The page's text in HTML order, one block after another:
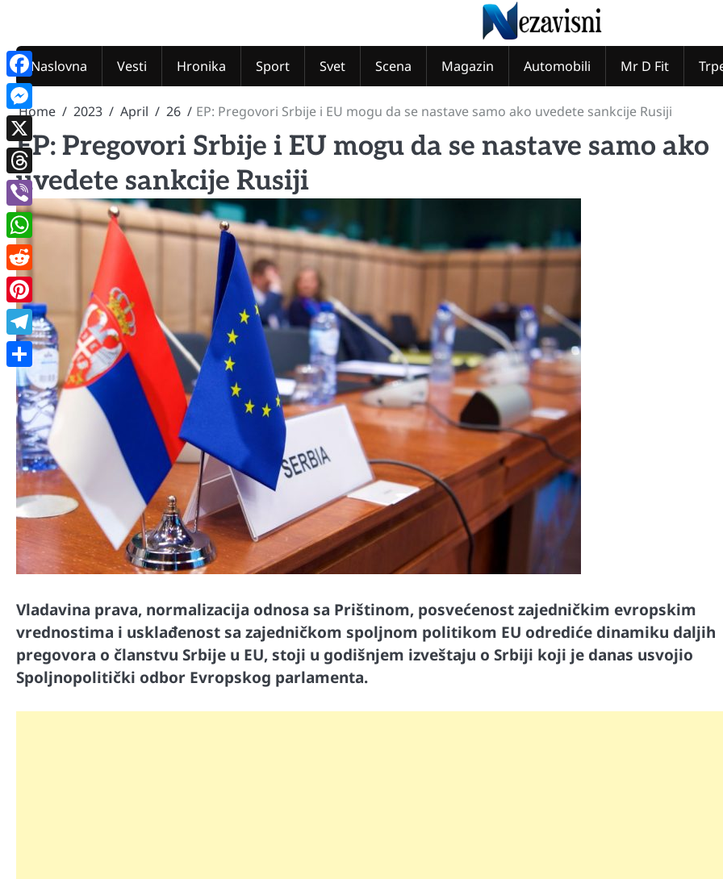
content
Naslovna
Vesti Hronika Sport Svet Scena Magazin Automobili Mr D Fit
Home 2023 April 26 EP: Pregovori Srbije i EU mogu da se nastave samo ako uvedete sankcije Rusiji
EP: Pregovori Srbije i EU mogu da se nastave samo ako
uvedete sankcije Rusiji
Vladavina prava, normalizacija odnosa sa Prištinom, posvećenost zajedničkim evropskim
vrednostima i usklađenost sa zajedničkom spoljnom politikom EU odrediće dinamiku daljih
pregovora o članstvu Srbije u EU, stoji u godišnjem izveštaju o Srbiji koji je danas usvojio
Spoljnopolitički odbor Evropskog parlamenta.
Facebook
Messenger
X
Threads
Viber
WhatsApp
Reddit
Pinterest
Telegram
Share